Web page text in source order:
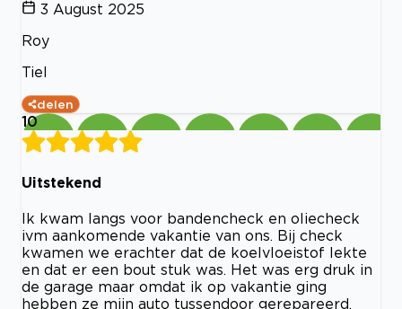
3 August 2025
Roy
Tiel
delen
10
Uitstekend
Ik kwam langs voor bandencheck en oliecheck
ivm aankomende vakantie van ons. Bij check
kwamen we erachter dat de koelvloeistof lekte
en dat er een bout stuk was. Het was erg druk in
de garage maar omdat ik op vakantie ging
hebben ze mijn auto tussendoor gerepareerd.